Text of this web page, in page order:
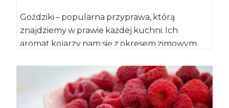
Goździki – popularna przyprawa, którą
znajdziemy w prawie każdej kuchni. Ich
aromat kojarzy nam się z okresem zimowym.